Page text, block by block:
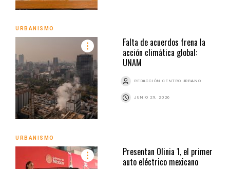
URBANISMO
Falta de acuerdos frena la
acción climática global:
UNAM
REDACCIÓN CENTRO URBANO
JUNIO 29, 2026
URBANISMO
Presentan Olinia 1, el primer
auto eléctrico mexicano